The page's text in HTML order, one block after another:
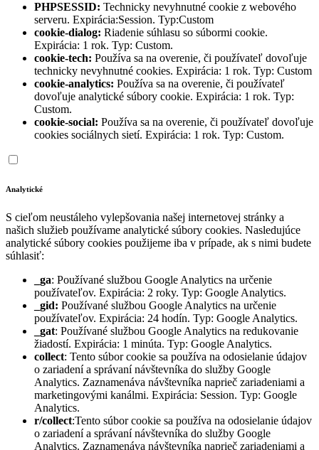
PHPSESSID: Technicky nevyhnutné cookie z webového
serveru. Expirácia:Session. Typ:Custom
cookie-dialog: Riadenie súhlasu so súbormi cookie.
Expirácia: 1 rok. Typ: Custom.
cookie-tech: Používa sa na overenie, či používateľ dovoľuje
technicky nevyhnutné cookies. Expirácia: 1 rok. Typ: Custom
cookie-analytics: Používa sa na overenie, či používateľ
dovoľuje analytické súbory cookie. Expirácia: 1 rok. Typ:
Custom.
cookie-social: Používa sa na overenie, či používateľ dovoľuje
cookies sociálnych sietí. Expirácia: 1 rok. Typ: Custom.
Analytické
S cieľom neustáleho vylepšovania našej internetovej stránky a
našich služieb používame analytické súbory cookies. Nasledujúce
analytické súbory cookies použijeme iba v prípade, ak s nimi budete
súhlasiť:
_ga: Používané službou Google Analytics na určenie
používateľov. Expirácia: 2 roky. Typ: Google Analytics.
_gid: Používané službou Google Analytics na určenie
používateľov. Expirácia: 24 hodín. Typ: Google Analytics.
_gat: Používané službou Google Analytics na redukovanie
žiadostí. Expirácia: 1 minúta. Typ: Google Analytics.
collect: Tento súbor cookie sa používa na odosielanie údajov
o zariadení a správaní návštevníka do služby Google
Analytics. Zaznamenáva návštevníka naprieč zariadeniami a
marketingovými kanálmi. Expirácia: Session. Typ: Google
Analytics.
r/collect:Tento súbor cookie sa používa na odosielanie údajov
o zariadení a správaní návštevníka do služby Google
Analytics. Zaznamenáva návštevníka naprieč zariadeniami a